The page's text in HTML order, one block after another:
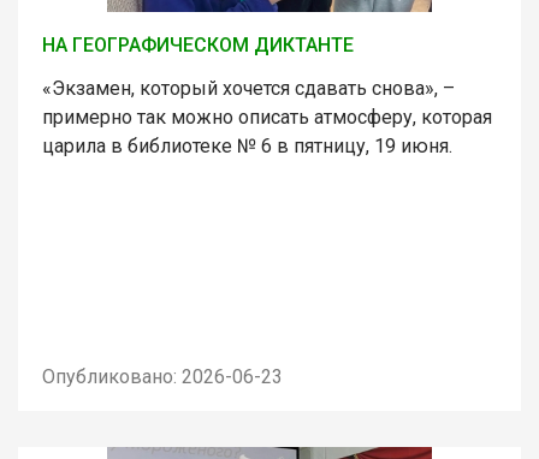
НА ГЕОГРАФИЧЕСКОМ ДИКТАНТЕ
«Экзамен, который хочется сдавать снова», –
примерно так можно описать атмосферу, которая
царила в библиотеке № 6 в пятницу, 19 июня.
Опубликовано: 2026-06-23